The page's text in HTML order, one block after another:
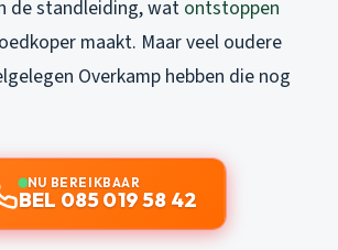
de standleiding, wat ontstoppen
maakt. Maar veel oudere
Overkamp hebben die nog
NU BEREIKBAAR
BEL 085 019 58 42